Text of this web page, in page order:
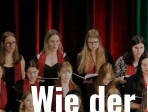
Wie